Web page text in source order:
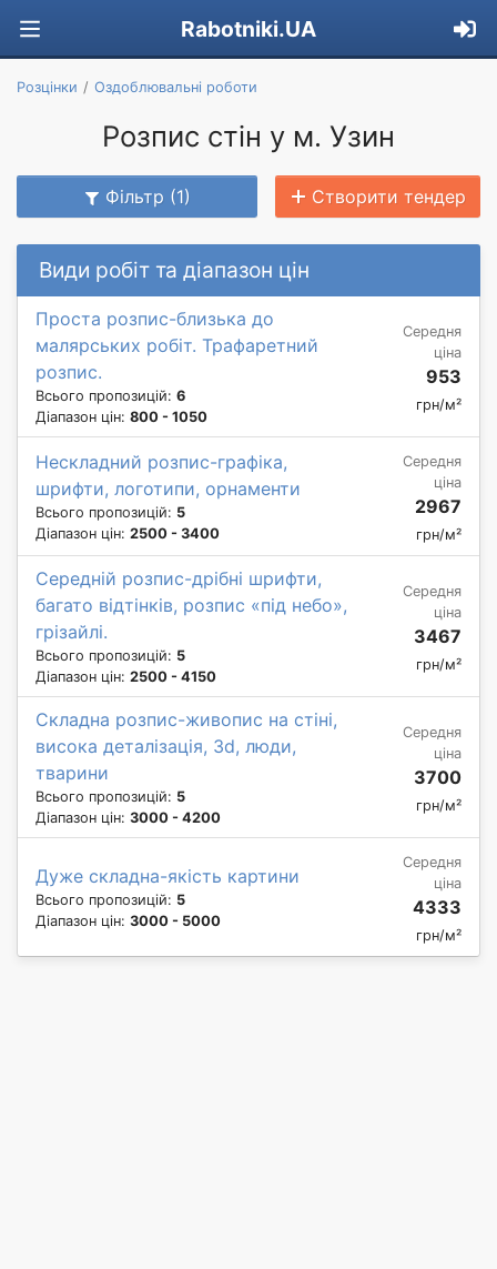
Rabotniki.UA
Розцінки Оздоблювальні роботи
Розпис стін у м. Узин
Фільтр (1) Створити тендер
Види робіт та діапазон цін
Проста розпис-близька до
малярських робіт. Трафаретний
розпис.
Всього пропозицій: 6
Діапазон цін: 800 - 1050
Середня
ціна
953
грн/м²
Нескладний розпис-графіка,
шрифти, логотипи, орнаменти
Всього пропозицій: 5
Діапазон цін: 2500 - 3400
Середня
ціна
2967
грн/м²
Середній розпис-дрібні шрифти,
багато відтінків, розпис «під небо»,
грізайлі.
Всього пропозицій: 5
Діапазон цін: 2500 - 4150
Середня
ціна
3467
грн/м²
Складна розпис-живопис на стіні,
висока деталізація, 3d, люди,
тварини
Всього пропозицій: 5
Діапазон цін: 3000 - 4200
Середня
ціна
3700
грн/м²
Дуже складна-якість картини
Всього пропозицій: 5
Діапазон цін: 3000 - 5000
Середня
ціна
4333
грн/м²